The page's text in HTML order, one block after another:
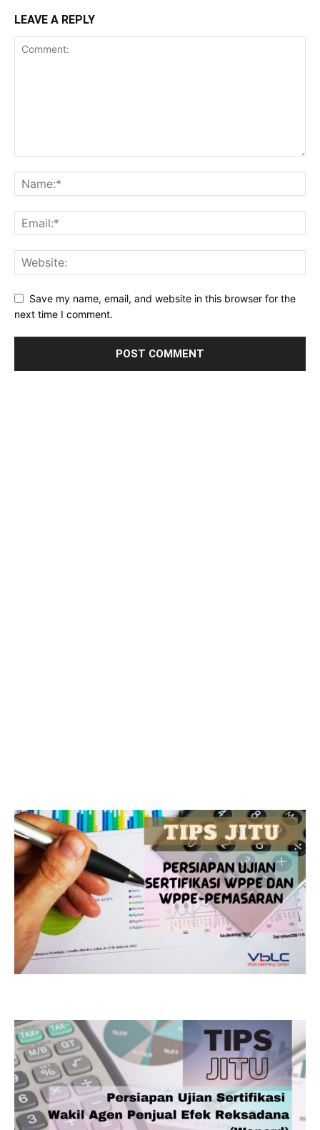
LEAVE A REPLY
Save my name, email, and website in this browser for the
next time I comment.